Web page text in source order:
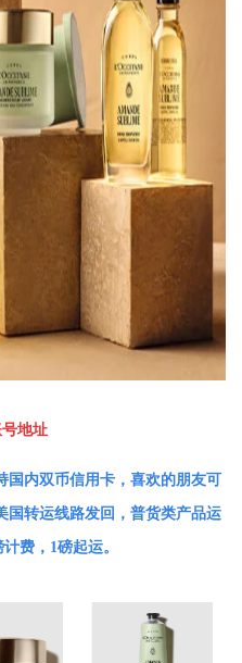
地址
国内双币信用卡，喜欢的朋友可
国转运线路发回，普货类产品运
费，1磅起运。